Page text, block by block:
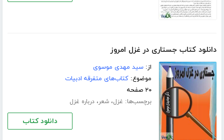
دانلود کتاب جستاری در غزل امروز
از:سید مهدی موسوی
موضوع:کتاب‌های متفرقه ادبیات
۲۰ صفحه
برچسب‌ها: غزل،شعر،درباره غزل
دانلود کتاب